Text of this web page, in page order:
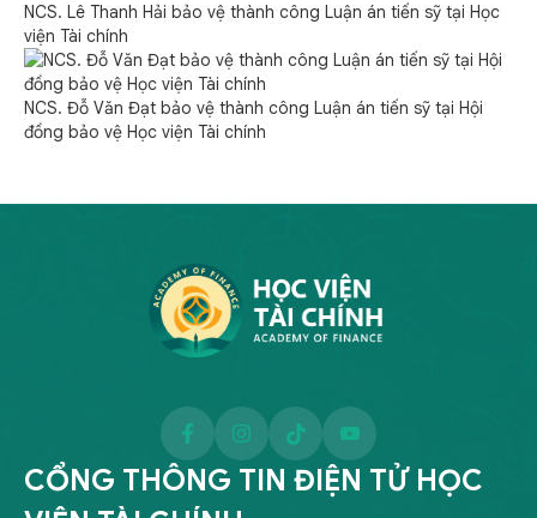
NCS. Lê Thanh Hải bảo vệ thành công Luận án tiến sỹ tại Học
viện Tài chính
NCS. Đỗ Văn Đạt bảo vệ thành công Luận án tiến sỹ tại Hội
đồng bảo vệ Học viện Tài chính
CỔNG THÔNG TIN ĐIỆN TỬ HỌC